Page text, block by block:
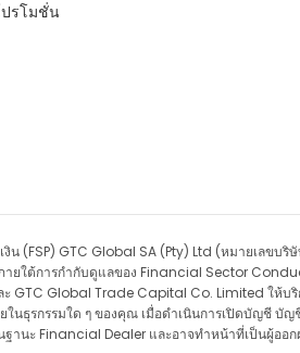
รโมชั่น
เงิน (FSP) GTC Global SA (Pty) Ltd (หมายเ
ายใต้การกำกับดูแลของ Financial Sector
ะ GTC Global Trade Capital Co. Limited ให้
ธุรกรรมใด ๆ ของคุณ เมื่อดำเนินการเปิดบัญชี บั
านะ Financial Dealer และอาจทำหน้าที่เป็นผู้อ